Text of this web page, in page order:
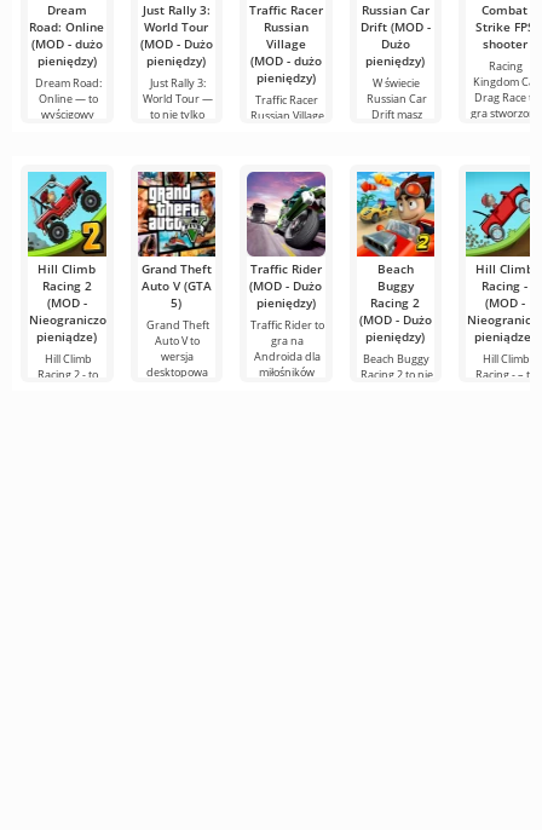
Dream
Road: Online
(MOD - dużo
pieniędzy)
Dream Road:
Online — to
wyścigowy
Just Rally 3:
World Tour
(MOD - Dużo
pieniędzy)
Just Rally 3:
World Tour —
to nie tylko
Traffic Racer
Russian
Village
(MOD - dużo
pieniędzy)
Traffic Racer
Russian Village
Russian Car
Drift (MOD -
Dużo
pieniędzy)
W świecie
Russian Car
Drift masz
Combat
Strike FPS
shooter
Racing
Kingdom Car
Drag Race to
gra stworzona
Hill Climb
Racing 2
(MOD -
Nieograniczone
pieniądze)
Hill Climb
Racing 2 - to
Grand Theft
Auto V (GTA
5)
Grand Theft
Auto V to
wersja
desktopowa
Traffic Rider
(MOD - Dużo
pieniędzy)
Traffic Rider to
gra na
Androida dla
miłośników
Beach
Buggy
Racing 2
(MOD - Dużo
pieniędzy)
Beach Buggy
Racing 2 to nie
Hill Climb
Racing -
(MOD -
pieniądze)
Hill Climb
Racing - – to